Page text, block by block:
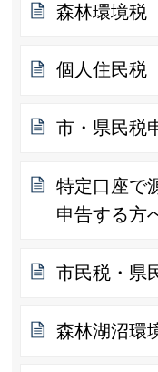
森林環境税
個人住民税
市・県民税
特定口座で
申告する方
市民税・県
森林湖沼環